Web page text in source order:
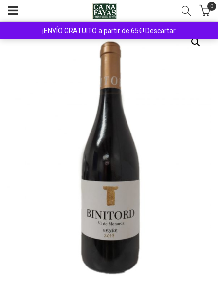
¡ENVÍO GRATUITO a partir de 65€! Descartar
0